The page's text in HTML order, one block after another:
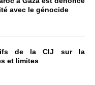
avec le génocide
de la CIJ sur la
et limites